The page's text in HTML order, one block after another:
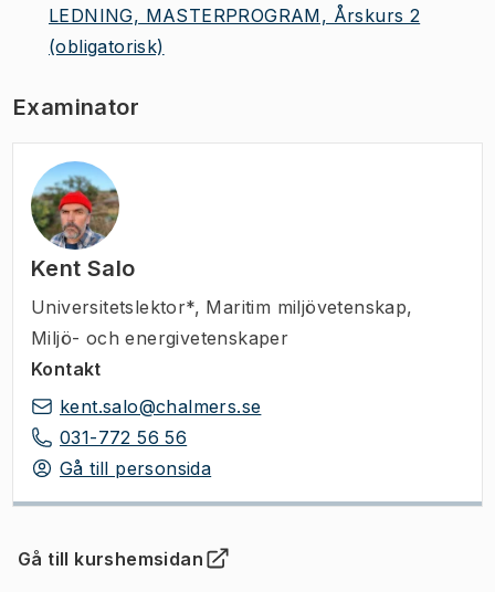
LEDNING, MASTERPROGRAM, Årskurs 2
(obligatorisk)
Examinator
Kent Salo
Universitetslektor*, Maritim miljövetenskap,
Miljö- och energivetenskaper
Kontakt
kent.salo@chalmers.se
031-772 56 56
Gå till personsida
Gå till kurshemsidan
(Öppnas i ny flik)